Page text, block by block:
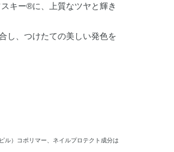
キー®に、上質なツヤと輝き
し、つけたての美しい発色を
ル）コポリマー、ネイルプロテクト成分は